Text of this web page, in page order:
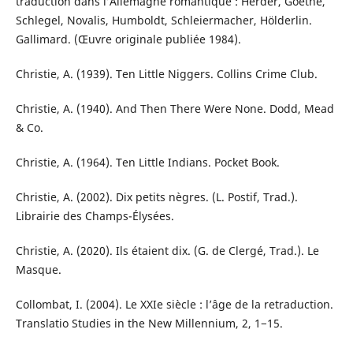
Schlegel, Novalis, Humboldt, Schleiermacher, Hölderlin.
Gallimard. (Œuvre originale publiée 1984).
Christie, A. (1939). Ten Little Niggers. Collins Crime Club.
Christie, A. (1940). And Then There Were None. Dodd, Mead
& Co.
Christie, A. (1964). Ten Little Indians. Pocket Book.
Christie, A. (2002). Dix petits nègres. (L. Postif, Trad.).
Librairie des Champs-Élysées.
Christie, A. (2020). Ils étaient dix. (G. de Clergé, Trad.). Le
Masque.
Collombat, I. (2004). Le XXIe siècle : l’âge de la retraduction.
Translatio Studies in the New Millennium, 2, 1−15.